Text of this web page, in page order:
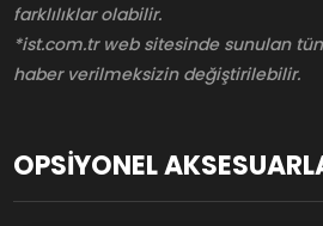
farklılıklar olabilir.
*ist.com.tr web sitesinde sunulan
haber verilmeksizin değiştirilebilir.
OPSİYONEL